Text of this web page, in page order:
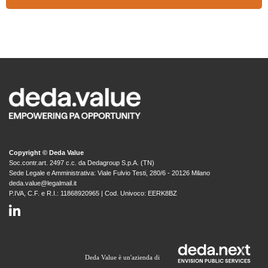
Copyright © Deda Value
Soc.contr.art. 2497 c.c. da Dedagroup S.p.A. (TN)
Sede Legale e Amministrativa: Viale Fulvio Testi, 280/6 - 20126 Milano
deda.value@legalmail.it
P.IVA, C.F. e R.I.: 11868920965 | Cod. Univoco: EERK8BZ
Deda Value è un'azienda di